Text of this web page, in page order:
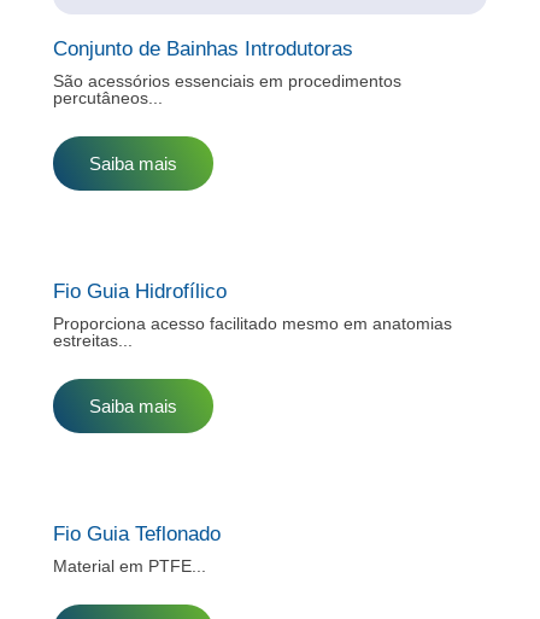
Conjunto de Bainhas Introdutoras
São acessórios essenciais em procedimentos
percutâneos...
Saiba mais
Fio Guia Hidrofílico
Proporciona acesso facilitado mesmo em anatomias
estreitas...
Saiba mais
Fio Guia Teflonado
Material em PTFE...